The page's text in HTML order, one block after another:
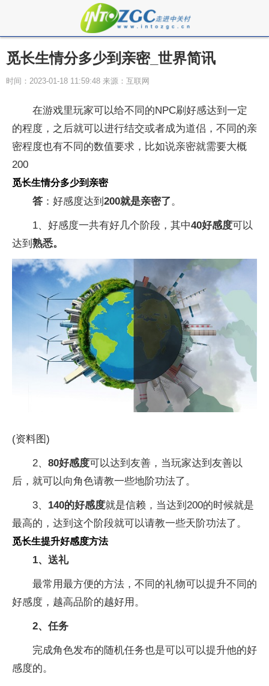
觅长生情分多少到亲密_世界简讯
时间：2023-01-18 11:59:48 来源：互联网
在游戏里玩家可以给不同的NPC刷好感达到一定
的程度，之后就可以进行结交或者成为道侣，不同的亲
密程度也有不同的数值要求，比如说亲密就需要大概
200
觅长生情分多少到亲密
答 ：好感度达到 200就是亲密了。
1、好感度一共有好几个阶段，其中40好感度可以
达到 熟悉。
(资料图)
2、 80好感度可以达到友善，当玩家达到友善以
后，就可以向角色请教一些地阶功法了。
3、 140的好感度就是信赖，当达到200的时候就是
最高的，达到这个阶段就可以请教一些天阶功法了。
觅长生提升好感度方法
1、送礼
最常用最方便的方法，不同的礼物可以提升不同的
好感度，越高品阶的越好用。
2、任务
完成角色发布的随机任务也是可以可以提升他的好
感度的。